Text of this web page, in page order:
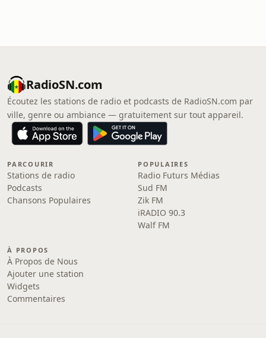
RadioSN.com
Écoutez les stations de radio et podcasts de RadioSN.com par
ville, genre ou ambiance — gratuitement sur tout appareil.
PARCOURIR
Stations de radio
Podcasts
Chansons Populaires
POPULAIRES
Radio Futurs Médias
Sud FM
Zik FM
iRADIO 90.3
Walf FM
À PROPOS
À Propos de Nous
Ajouter une station
Widgets
Commentaires